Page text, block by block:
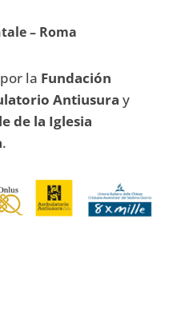
– Roma
la Fundación
Antiusura y
de la Iglesia
.